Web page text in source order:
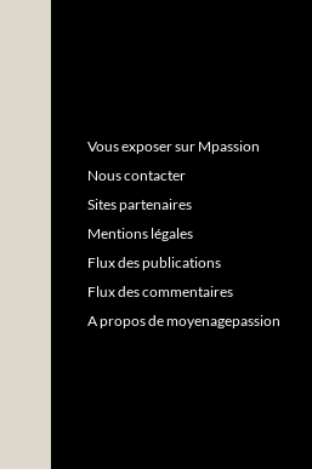
Vous exposer sur Mpassion
Nous contacter
Sites partenaires
Mentions légales
Flux des publications
Flux des commentaires
A propos de moyenagepassion